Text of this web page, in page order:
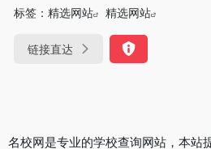
标签： 精选网站 精选网站
链接直达
名校网是专业的学校查询网站，本站